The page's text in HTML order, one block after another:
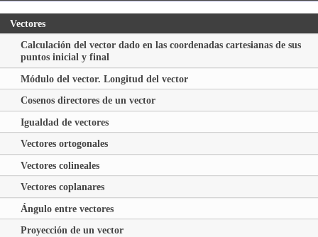
Vectores
Calculación del vector dado en las coordenadas cartesianas de sus
puntos inicial y final
Módulo del vector. Longitud del vector
Cosenos directores de un vector
Igualdad de vectores
Vectores ortogonales
Vectores colineales
Vectores coplanares
Ángulo entre vectores
Proyección de un vector